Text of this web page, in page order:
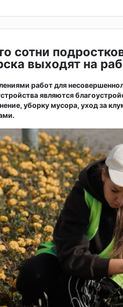
сотни
выходят на
работ для
являются
уборку мусора, уход за